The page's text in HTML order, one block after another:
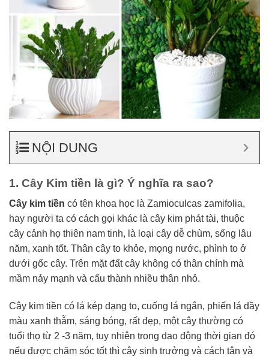
NỘI DUNG
1. Cây Kim tiền là gì? Ý nghĩa ra sao?
Cây kim tiền có tên khoa học là Zamioculcas zamifolia,
hay người ta có cách gọi khác là cây kim phát tài, thuộc
cây cảnh họ thiên nam tinh, là loại cây dễ chùm, sống lâu
năm, xanh tốt. Thân cây to khỏe, mọng nước, phình to ở
dưới gốc cây. Trên mặt đất cây không có thân chính mà
mầm nảy mạnh và cấu thành nhiều thân nhỏ.
Cây kim tiền có lá kép dạng to, cuống lá ngắn, phiến lá dầy
màu xanh thẫm, sáng bóng, rất đẹp, một cây thường có
tuổi thọ từ 2 -3 năm, tuy nhiên trong dao động thời gian đó
nếu được chăm sóc tốt thì cây sinh trưởng và cách tân và